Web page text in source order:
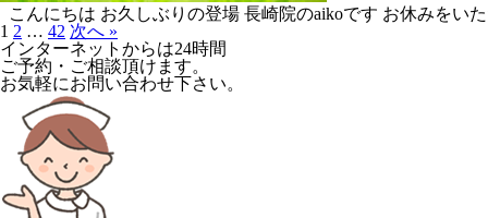
こんにちは お久しぶりの登場 長崎院のaikoです お休みをい
1 2 … 42 次へ »
インターネットからは24時間
ご予約・ご相談頂けます。
お気軽にお問い合わせ下さい。